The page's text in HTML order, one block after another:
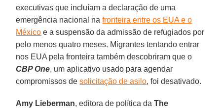
executivas que incluíam a declaração de uma
emergência nacional nafronteira entre os EUA e o
México e a suspensão da admissão de refugiados por
pelo menos quatro meses. Migrantes tentando entrar
nos EUA pela fronteira também descobriram que o
CBP One, um aplicativo usado para agendar
compromissos desolicitação de asilo, foi desativado.
Amy Lieberman, editora de política daThe